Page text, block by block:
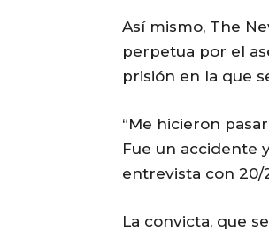
Así mismo, The
perpetua por el
prisión en la que
“Me hicieron
Fue un accidente
entrevista con 20/
La convicta, que